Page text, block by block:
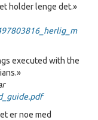
holder lenge det.»
executed with the
er noe med